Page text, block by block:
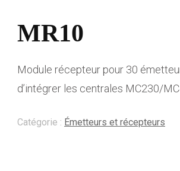
MR10
Module récepteur pour 30
d’intégrer les centrales MC230/
Catégorie : Émetteurs et récepteurs